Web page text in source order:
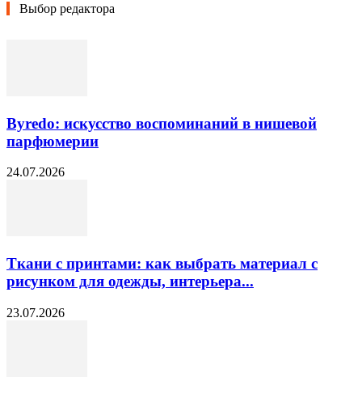
Выбор редактора
Byredo: искусство воспоминаний в нишевой
парфюмерии
24.07.2026
Ткани с принтами: как выбрать материал с
рисунком для одежды, интерьера...
23.07.2026